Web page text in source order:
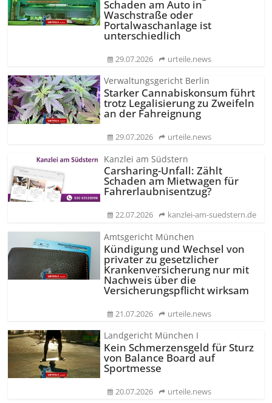
Schaden am Auto in
Waschstraße oder
Portalwaschanlage ist
unterschiedlich
29.07.2026 urteile.news
Verwaltungsgericht Berlin
Starker Cannabiskonsum führt
trotz Legalisierung zu Zweifeln
an der Fahreignung
29.07.2026 urteile.news
Kanzlei am Südstern
Carsharing-Unfall: Zählt
Schaden am Mietwagen für
Fahrerlaubnisentzug?
22.07.2026 kanzlei-am-suedstern.de
Amtsgericht München
Kündigung und Wechsel von
privater zu gesetzlicher
Krankenversicherung nur mit
Nachweis über die
Versicherungs­pflicht wirksam
21.07.2026 urteile.news
Landgericht München I
Kein Schmerzensgeld für Sturz
von Balance Board auf
Sportmesse
20.07.2026 urteile.news